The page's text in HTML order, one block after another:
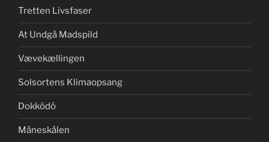
Tretten Livsfaser
At Undgå Madspild
Vævekællingen
Solsortens Klimaopsang
Dokkōdō
Måneskålen